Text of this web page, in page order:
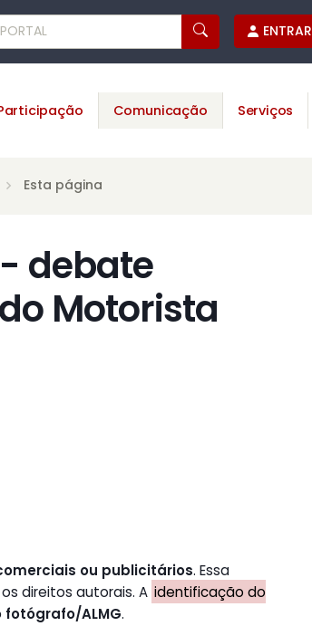
ENTRAR
Comunicação Serviços
Esta página
debate
Motorista
ou publicitários. Essa
direitos autorais. A identificação do
fotógrafo/ALMG.